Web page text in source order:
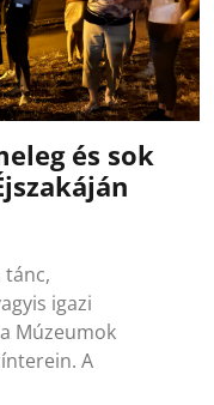
és sok
igazi
Múzeumok
A